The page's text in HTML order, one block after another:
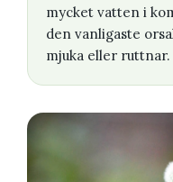
mycket vatten i
den vanligaste
mjuka eller ruttnar.